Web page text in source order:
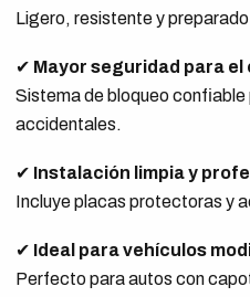
Ligero, resistente y
✔ Mayor seguridad para el
Sistema de bloqueo
accidentales.
✔ Instalación limpia y
Incluye placas protectoras y
✔ Ideal para vehículos
Perfecto para autos con